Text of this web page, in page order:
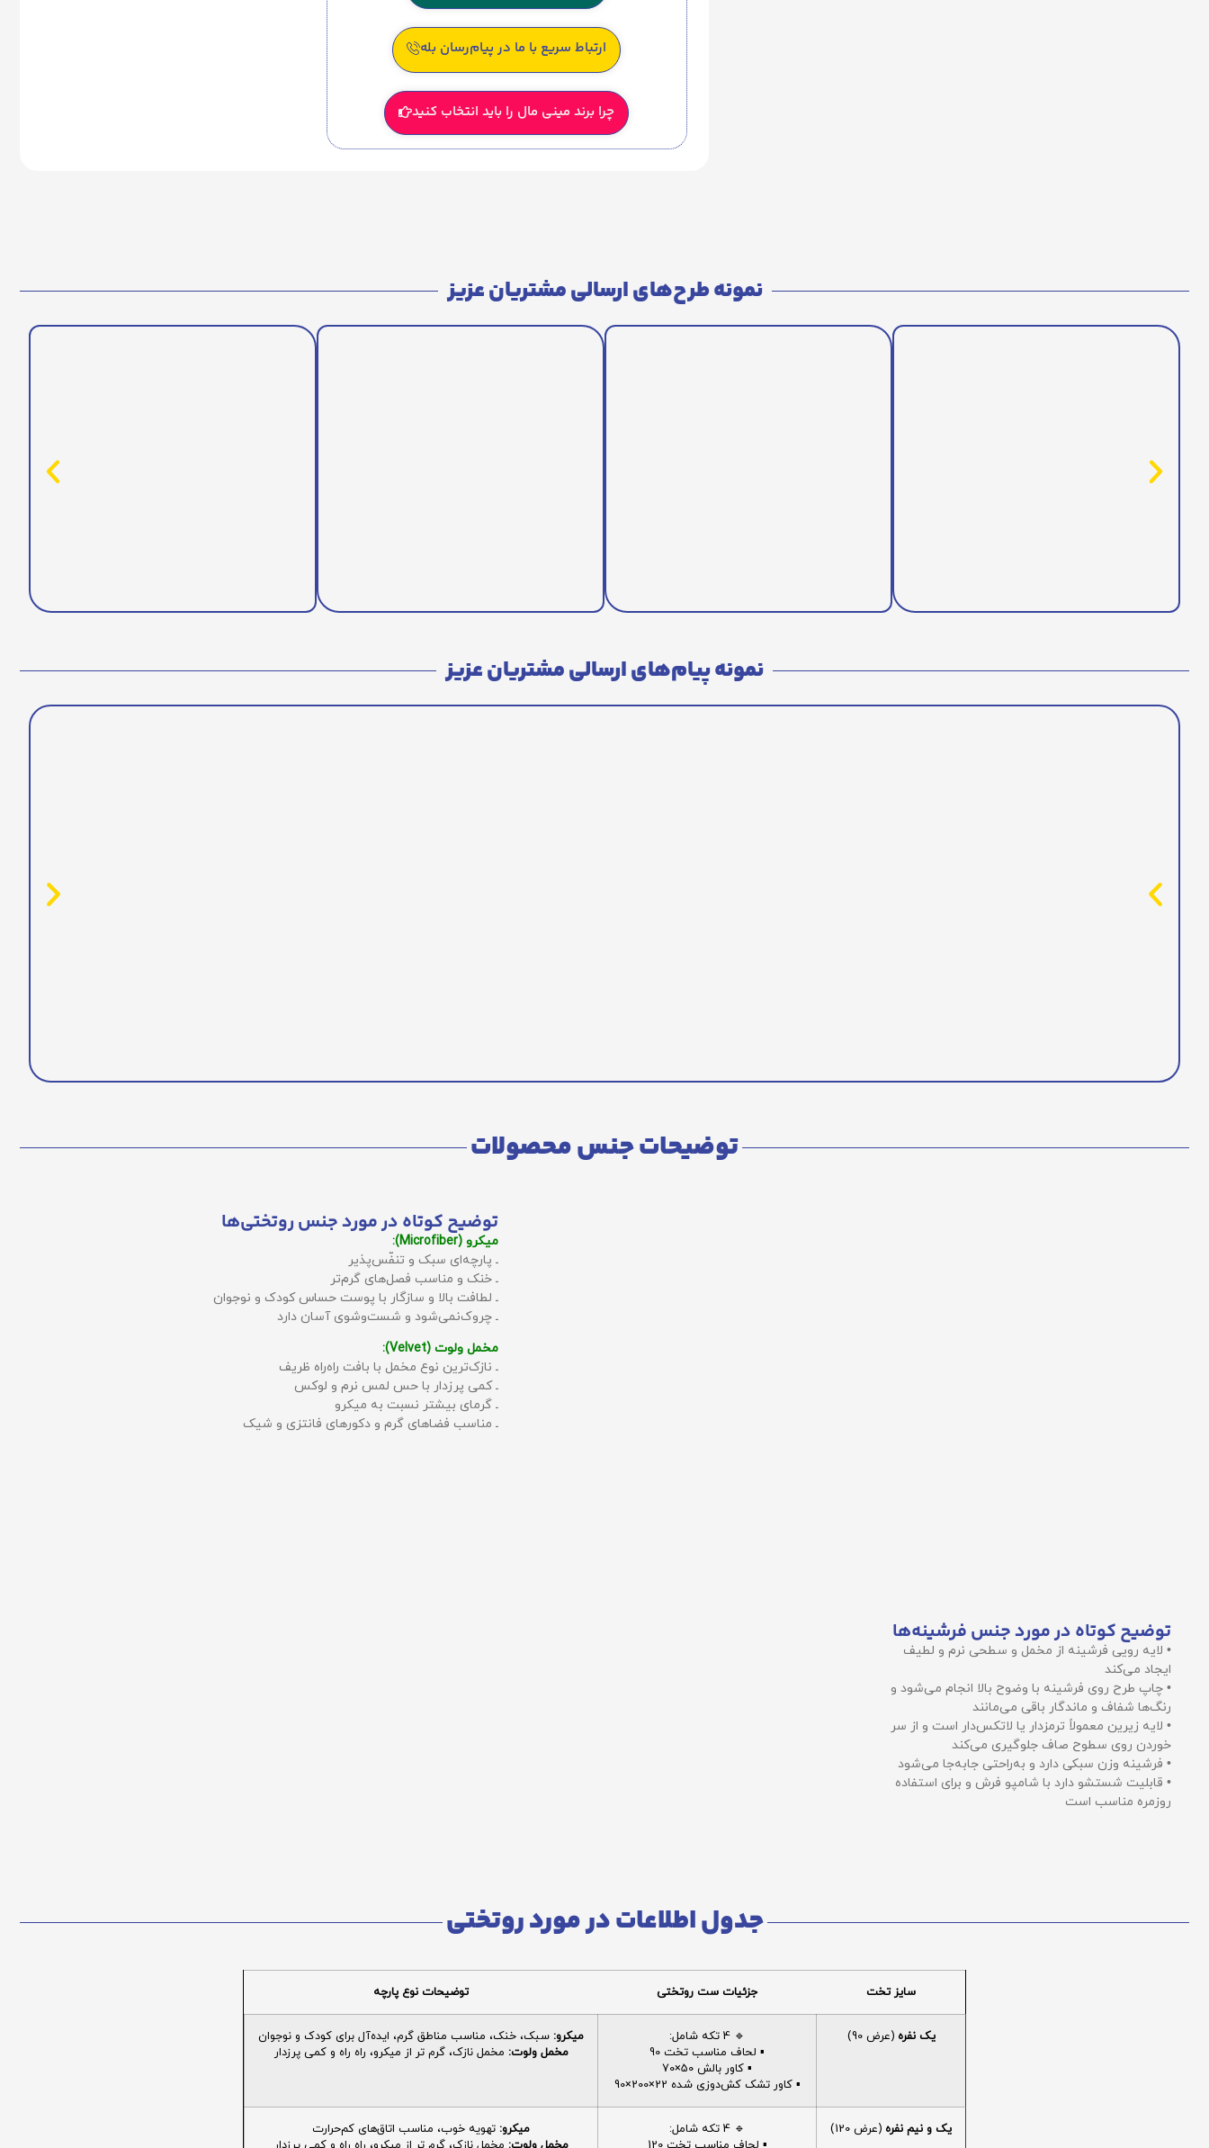
ارتباط سریع با ما در پیام‌رسان بله
چرا برند مینی مال را باید انتخاب کنید
نمونه طرح‌های ارسالی مشتریان عزیز
نمونه پیام‌های ارسالی مشتریان عزیز
توضیحات جنس محصولات
توضیح کوتاه در مورد جنس روتختی‌ها
میکرو (Microfiber):
ـ پارچه‌ای سبک و تنفّس‌پذیر
ـ خنک و مناسب فصل‌های گرم‌تر
ـ لطافت بالا و سازگار با پوست حساس کودک و نوجوان
ـ چروک‌نمی‌شود و شست‌وشوی آسان دارد
مخمل ولوت (Velvet):
ـ نازک‌ترین نوع مخمل با بافت راه‌راه ظریف
ـ کمی پرزدار با حس لمس نرم و لوکس
ـ گرمای بیشتر نسبت به میکرو
ـ مناسب فضاهای گرم و دکورهای فانتزی و شیک
توضیح کوتاه در مورد جنس فرشینه‌ها
• لایه رویی فرشینه از مخمل و سطحی نرم و لطیف
ایجاد می‌کند
• چاپ طرح روی فرشینه با وضوح بالا انجام می‌شود و
رنگ‌ها شفاف و ماندگار باقی می‌مانند
• لایه زیرین معمولاً ترمزدار یا لاتکس‌دار است و از سر
خوردن روی سطوح صاف جلوگیری می‌کند
• فرشینه وزن سبکی دارد و به‌راحتی جابه‌جا می‌شود
• قابلیت شستشو دارد با شامپو فرش و برای استفاده
روزمره مناسب است
جدول اطلاعات در مورد روتختی
سایز تخت جزئیات ست روتختی توضیحات نوع پارچه
یک نفره (عرض 90)
🔹 4 تکه شامل:
▪️ لحاف مناسب تخت 90
▪️ کاور بالش 50×70
▪️ کاور تشک کش‌دوزی شده 22×200×90
میکرو: سبک، خنک، مناسب مناطق گرم، ایده‌آل برای کودک و نوجوان
مخمل ولوت: مخمل نازک، گرم تر از میکرو، راه راه و کمی پرزدار
یک و نیم نفره (عرض 120)
🔹 4 تکه شامل:
میکرو: تهویه خوب، مناسب اتاق‌های کم‌حرارت